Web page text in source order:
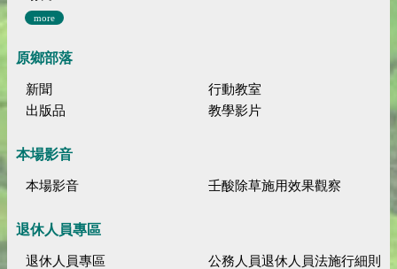
more
原鄉部落
新聞
行動教室
出版品
教學影片
本場影音
本場影音 壬酸除草施用效果觀察
退休人員專區
退休人員專區
公務人員退休人員法施行細則